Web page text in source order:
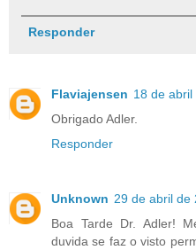
Responder
Flaviajensen 18 de
Obrigado Adler.
Responder
Unknown 29 de abril de
Boa Tarde Dr. Adler!
duvida se faz o visto